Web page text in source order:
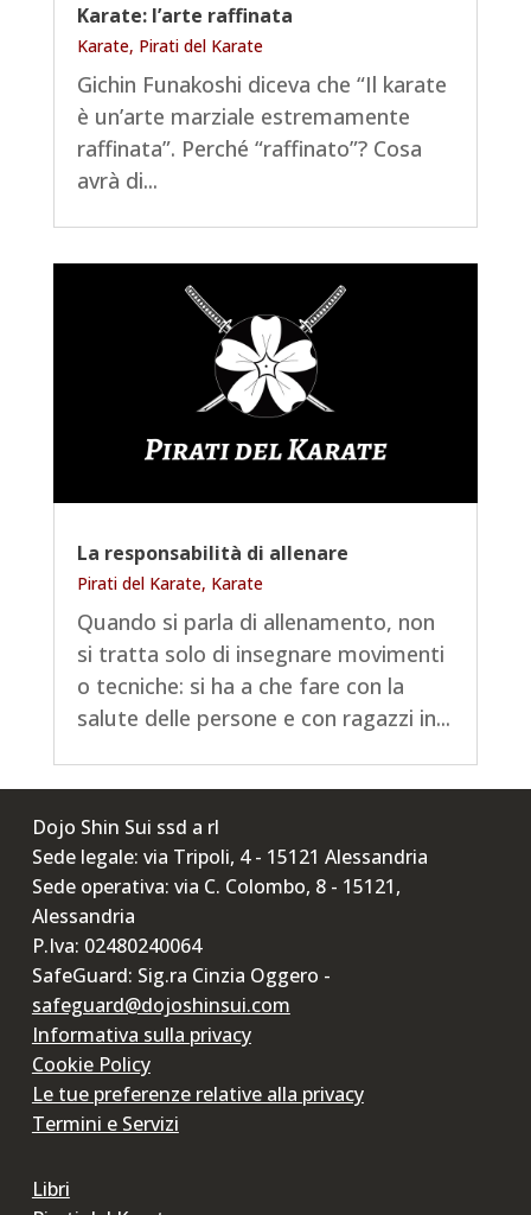
Karate: l’arte raffinata
Karate, Pirati del Karate
Gichin Funakoshi diceva che “Il karate
è un’arte marziale estremamente
raffinata”. Perché “raffinato”? Cosa
avrà di...
La responsabilità di allenare
Pirati del Karate, Karate
Quando si parla di allenamento, non
si tratta solo di insegnare movimenti
o tecniche: si ha a che fare con la
salute delle persone e con ragazzi in...
Dojo Shin Sui ssd a rl
Sede legale: via Tripoli, 4 - 15121 Alessandria
Sede operativa: via C. Colombo, 8 - 15121,
Alessandria
P.Iva: 02480240064
SafeGuard: Sig.ra Cinzia Oggero -
safeguard@dojoshinsui.com
Informativa sulla privacy
Cookie Policy
Le tue preferenze relative alla privacy
Termini e Servizi
Libri